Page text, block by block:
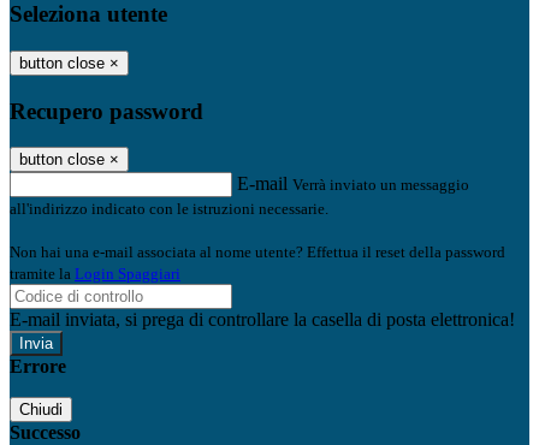
Seleziona utente
button close ×
Recupero password
button close ×
E-mail Verrà inviato un messaggio
all'indirizzo indicato con le istruzioni necessarie.
Non hai una e-mail associata al nome utente? Effettua il reset della password
tramite la Login Spaggiari
E-mail inviata, si prega di controllare la casella di posta elettronica!
Errore
Chiudi
Successo